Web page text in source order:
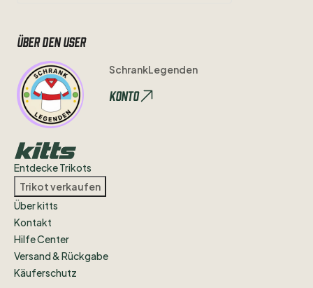
Über den user
SchrankLegenden
Konto
Entdecke Trikots
Trikot verkaufen
Über kitts
Kontakt
Hilfe Center
Versand & Rückgabe
Käuferschutz